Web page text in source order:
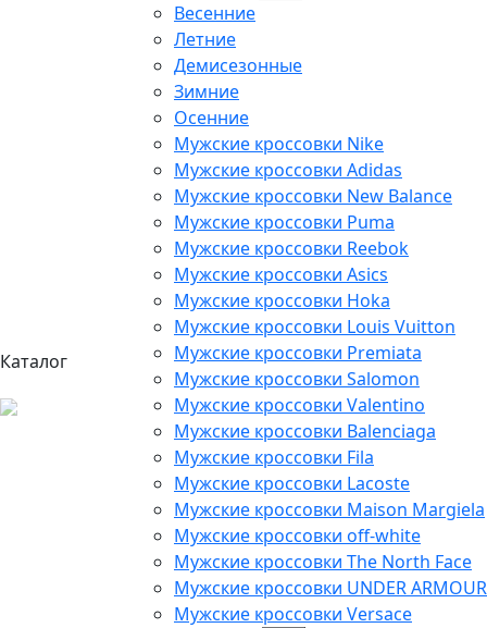
Каталог
Весенние
Летние
Демисезонные
Зимние
Осенние
Мужские кроссовки Nike
Мужские кроссовки Adidas
Мужские кроссовки New Balance
Мужские кроссовки Puma
Мужские кроссовки Reebok
Мужские кроссовки Asics
Мужские кроссовки Hoka
Мужские кроссовки Louis Vuitton
Мужские кроссовки Premiata
Мужские кроссовки Salomon
Мужские кроссовки Valentino
Мужские кроссовки Balenciaga
Мужские кроссовки Fila
Мужские кроссовки Lacoste
Мужские кроссовки Maison Margiela
Мужские кроссовки off-white
Мужские кроссовки The North Face
Мужские кроссовки UNDER ARMOUR
Мужские кроссовки Versace